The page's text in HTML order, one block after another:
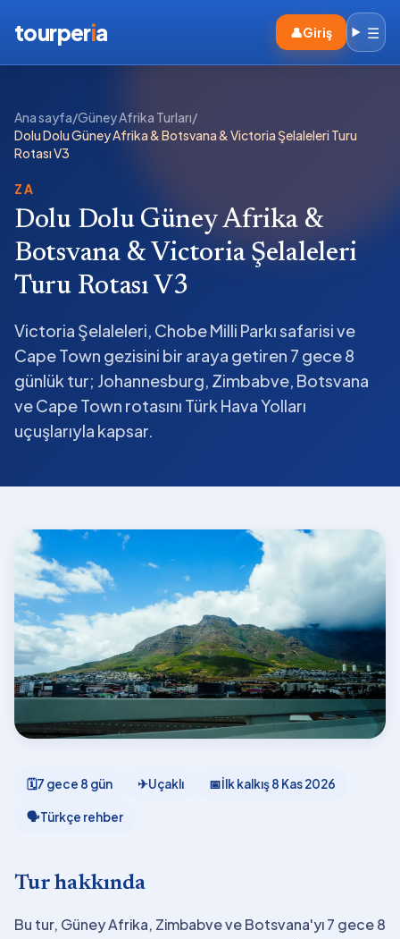
tourperia 👤Giriş ☰
Ana sayfa/Güney Afrika Turları/
Dolu Dolu Güney Afrika & Botsvana & Victoria Şelaleleri Turu
Rotası V3
ZA
Dolu Dolu Güney Afrika &
Botsvana & Victoria Şelaleleri
Turu Rotası V3
Victoria Şelaleleri, Chobe Milli Parkı safarisi ve
Cape Town gezisini bir araya getiren 7 gece 8
günlük tur; Johannesburg, Zimbabve, Botsvana
ve Cape Town rotasını Türk Hava Yolları
uçuşlarıyla kapsar.
🗓7 gece 8 gün ✈Uçaklı 📅İlk kalkış8 Kas 2026
🗣Türkçe rehber
Tur hakkında
Bu tur, Güney Afrika, Zimbabve ve Botsvana'yı 7 gece 8